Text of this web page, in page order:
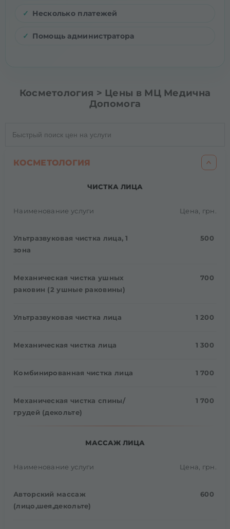
Несколько платежей
Помощь администратора
Косметология > Цены в МЦ Медична
Допомога
КОСМЕТОЛОГИЯ
ЧИСТКА ЛИЦА
Наименование услуги Цена, грн.
Ультразвуковая чистка лица, 1
зона
500
Механическая чистка ушных
раковин (2 ушные раковины)
700
Ультразвуковая чистка лица 1 200
Механическая чистка лица 1 300
Комбинированная чистка лица 1 700
Механическая чистка спины/
грудей (декольте)
1 700
МАССАЖ ЛИЦА
Наименование услуги Цена, грн.
Авторский массаж
(лицо,шея,декольте)
600